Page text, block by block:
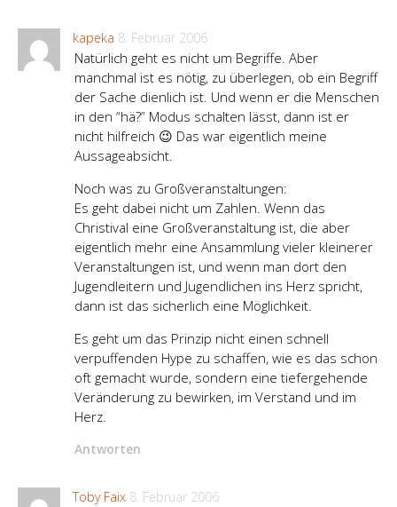
kapeka 8. Februar 2006
Natürlich geht es nicht um Begriffe. Aber
manchmal ist es nötig, zu überlegen, ob ein Begriff
der Sache dienlich ist. Und wenn er die Menschen
in den “hä?” Modus schalten lässt, dann ist er
nicht hilfreich 😉 Das war eigentlich meine
Aussageabsicht.
Noch was zu Großveranstaltungen:
Es geht dabei nicht um Zahlen. Wenn das
Christival eine Großveranstaltung ist, die aber
eigentlich mehr eine Ansammlung vieler kleinerer
Veranstaltungen ist, und wenn man dort den
Jugendleitern und Jugendlichen ins Herz spricht,
dann ist das sicherlich eine Möglichkeit.
Es geht um das Prinzip nicht einen schnell
verpuffenden Hype zu schaffen, wie es das schon
oft gemacht wurde, sondern eine tiefergehende
Veränderung zu bewirken, im Verstand und im
Herz.
Antworten
Toby Faix 8. Februar 2006